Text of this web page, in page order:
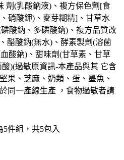
劑(乳酸鈉液)、複方保色劑[食
硝酸鉀)、麥芽糊精]、甘草水
酸鈉、多磷酸鈉)、複方品質改
醋酸鈉(無水)、酵素製劑(溶菌
酸鈉)、甜味劑(甘草素、甘草
)(過敏原資訊-本產品與其 它含
果、芝麻、奶類、蛋、墨魚、
同一產線生產 ，食物過敏者請
5件組，共5包入